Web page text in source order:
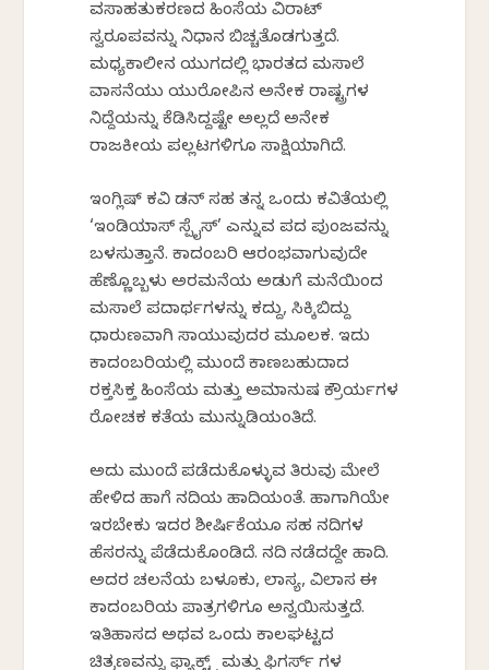
ವಸಾಹತುಕರಣದ ಹಿಂಸೆಯ ವಿರಾಟ್
ಸ್ವರೂಪವನ್ನು ನಿಧಾನ ಬಿಚ್ಚತೊಡಗುತ್ತದೆ.
ಮಧ್ಯಕಾಲೀನ ಯುಗದಲ್ಲಿ ಭಾರತದ ಮಸಾಲೆ
ವಾಸನೆಯು ಯುರೋಪಿನ ಅನೇಕ ರಾಷ್ಟ್ರಗಳ
ನಿದ್ದೆಯನ್ನು ಕೆಡಿಸಿದ್ದಷ್ಟೇ ಅಲ್ಲದೆ ಅನೇಕ
ರಾಜಕೀಯ ಪಲ್ಲಟಗಳಿಗೂ ಸಾಕ್ಷಿಯಾಗಿದೆ.
ಇಂಗ್ಲಿಷ್ ಕವಿ ಡನ್ ಸಹ ತನ್ನ ಒಂದು ಕವಿತೆಯಲ್ಲಿ
‘ಇಂಡಿಯಾಸ್ ಸ್ಪೈಸ್’ ಎನ್ನುವ ಪದ ಪುಂಜವನ್ನು
ಬಳಸುತ್ತಾನೆ. ಕಾದಂಬರಿ ಆರಂಭವಾಗುವುದೇ
ಹೆಣ್ಣೊಬ್ಬಳು ಅರಮನೆಯ ಅಡುಗೆ ಮನೆಯಿಂದ
ಮಸಾಲೆ ಪದಾರ್ಥಗಳನ್ನು ಕದ್ದು, ಸಿಕ್ಕಿಬಿದ್ದು
ಧಾರುಣವಾಗಿ ಸಾಯುವುದರ ಮೂಲಕ. ಇದು
ಕಾದಂಬರಿಯಲ್ಲಿ ಮುಂದೆ ಕಾಣಬಹುದಾದ
ರಕ್ತಸಿಕ್ತ ಹಿಂಸೆಯ ಮತ್ತು ಅಮಾನುಷ ಕ್ರೌರ್ಯಗಳ
ರೋಚಕ ಕತೆಯ ಮುನ್ನುಡಿಯಂತಿದೆ.
ಅದು ಮುಂದೆ ಪಡೆದುಕೊಳ್ಳುವ ತಿರುವು ಮೇಲೆ
ಹೇಳಿದ ಹಾಗೆ ನದಿಯ ಹಾದಿಯಂತೆ. ಹಾಗಾಗಿಯೇ
ಇರಬೇಕು ಇದರ ಶೀರ್ಷಿಕೆಯೂ ಸಹ ನದಿಗಳ
ಹೆಸರನ್ನು ಪೆಡೆದುಕೊಂಡಿದೆ. ನದಿ ನಡೆದದ್ದೇ ಹಾದಿ.
ಅದರ ಚಲನೆಯ ಬಳೂಕು, ಲಾಸ್ಯ, ವಿಲಾಸ ಈ
ಕಾದಂಬರಿಯ ಪಾತ್ರಗಳಿಗೂ ಅನ್ವಯಿಸುತ್ತದೆ.
ಇತಿಹಾಸದ ಅಥವ ಒಂದು ಕಾಲಘಟ್ಟದ
ಚಿತ್ರಣವನ್ನು ಫ್ಯಾಕ್ಟ್ಸ್ ಮತ್ತು ಫಿಗರ್ಸ್ ಗಳ